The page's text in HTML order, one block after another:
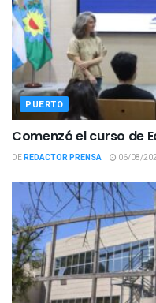
PUERTO
Comenzó el curso de
DEREDACTOR PRENSA 06/08/